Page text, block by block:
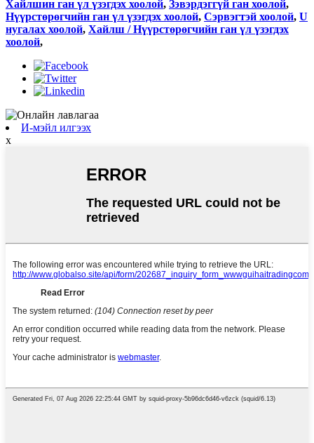
Хайлшин ган үл үзэгдэх хоолой, Зэвэрдэггүй ган хоолой,
Нүүрстөрөгчийн ган үл үзэгдэх хоолой, Сэрвэгтэй хоолой, U
нугалах хоолой, Хайлш / Нүүрстөрөгчийн ган үл үзэгдэх
хоолой,
И-мэйл илгээх
x